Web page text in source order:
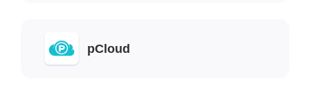
pCloud